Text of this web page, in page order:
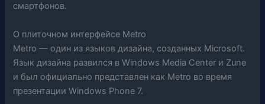
смартфонов.
О плиточном интерфейсе Metro
Metro — один из языков дизайна, созданных Microsoft.
Язык дизайна развился в Windows Media Center и Zune
и был официально представлен как Metro во время
презентации Windows Phone 7.